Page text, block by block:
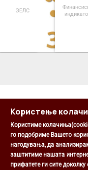
ЗЕЛС
Користење
Користиме
го подобриме Вашето
нагодувања, да
заштитиме нашата
прифатете ги сите